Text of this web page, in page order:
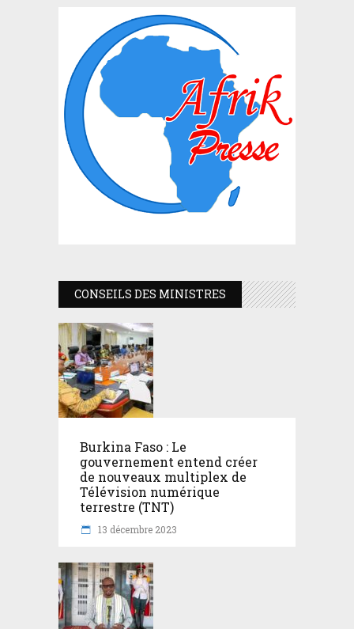
CONSEILS DES MINISTRES
Burkina Faso : Le
gouvernement entend créer
de nouveaux multiplex de
Télévision numérique
terrestre (TNT)
13 décembre 2023